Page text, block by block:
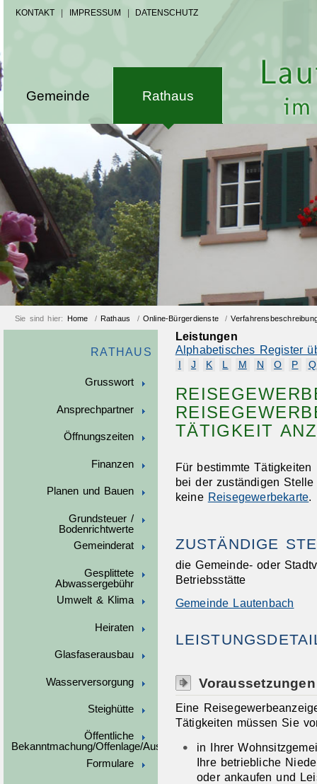
KONTAKT IMPRESSUM DATENSCHUTZ
Gemeinde Rathaus
Sie sind hier: Home / Rathaus / Online-Bürgerdienste /
RATHAUS
Grusswort
Ansprechpartner
Öffnungszeiten
Finanzen
Planen und Bauen
Grundsteuer /
Bodenrichtwerte
Gemeinderat
Gesplittete
Abwassergebühr
Umwelt & Klima
Heiraten
Glasfaserausbau
Wasserversorgung
Steighütte
Öffentliche
Bekanntmachung/Offenlage/Ausschreibungen
Formulare
Leistungen
Alphabetisches Register
J K L M N O P Q
TÄTIGKEIT
Für bestimmte
bei der zuständigen
keine Reisegewerbekarte.
ZUSTÄNDIGE
die Gemeinde- oder
Betriebsstätte
Gemeinde Lautenbach
Voraussetzungen
Eine
Tätigkeiten müssen Sie
in Ihrer
Ihre betriebliche
oder ankaufen und